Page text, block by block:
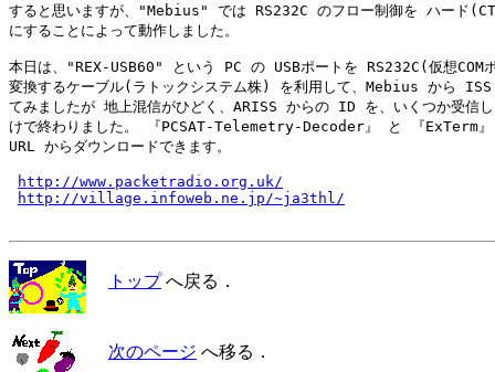
すると思いますが、"Mebius" では RS232C のフロー制御を ハード
にすることによって動作しました。
本日は、"REX-USB60" という PC の USBポートを RS232C(仮想COM
変換するケーブル(ラトックシステム株) を利用して、Mebius から
てみましたが 地上混信がひどく、ARISS からの ID を、いくつか受信
けで終わりました。 『PCSAT-Telemetry-Decoder』 と 『ExTerm
URL からダウンロードできます。
http://www.packetradio.org.uk/
http://village.infoweb.ne.jp/~ja3thl/
トップへ戻る．
次のページ へ移る．